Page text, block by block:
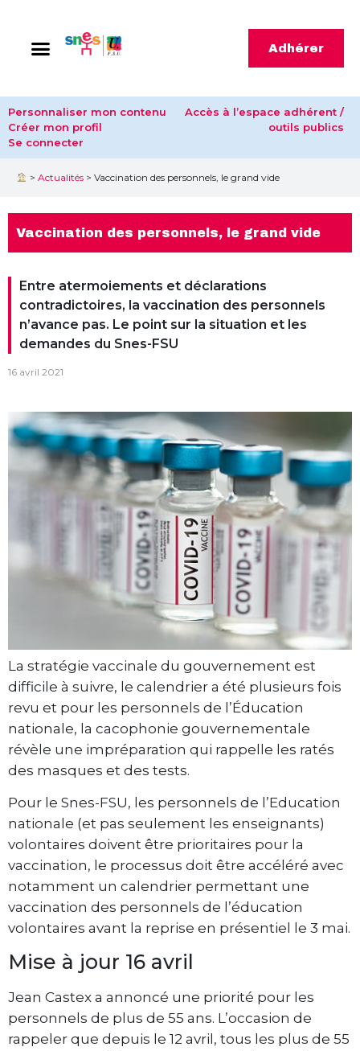
Adhérer
Personnaliser mon contenu
Créer mon profil
Se connecter
Accès à l’espace adhérent /
outils publics
> Actualités> Vaccination des personnels, le grand vide
Vaccination des personnels, le grand vide
Entre atermoiements et déclarations
contradictoires, la vaccination des personnels
n’avance pas. Le point sur la situation et les
demandes du Snes-FSU
16 avril 2021
La stratégie vaccinale du gouvernement est
difficile à suivre, le calendrier a été plusieurs fois
revu et pour les personnels de l’Éducation
nationale, la cacophonie gouvernementale
révèle une impréparation qui rappelle les ratés
des masques et des tests.
Pour le Snes-FSU, les personnels de l’Education
nationale (et pas seulement les enseignants)
volontaires doivent être prioritaires pour la
vaccination, le processus doit être accéléré avec
notamment un calendrier permettant une
vaccination des personnels de l’éducation
volontaires avant la reprise en présentiel le 3 mai.
Mise à jour 16 avril
Jean Castex a annoncé une priorité pour les
personnels de plus de 55 ans. L’occasion de
rappeler que depuis le 12 avril, tous les plus de 55